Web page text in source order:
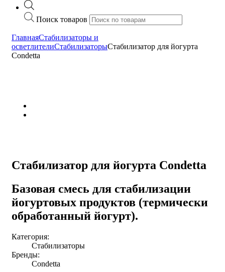
Поиск товаров
ГлавнаяCтабилизаторы и
осветлителиСтабилизаторыСтабилизатор для йогурта
Condetta
Стабилизатор для йогурта Condetta
Базовая смесь для стабилизации
йогуртовых продуктов (термически
обработанный йогурт).
Категория:
Стабилизаторы
Бренды:
Condetta